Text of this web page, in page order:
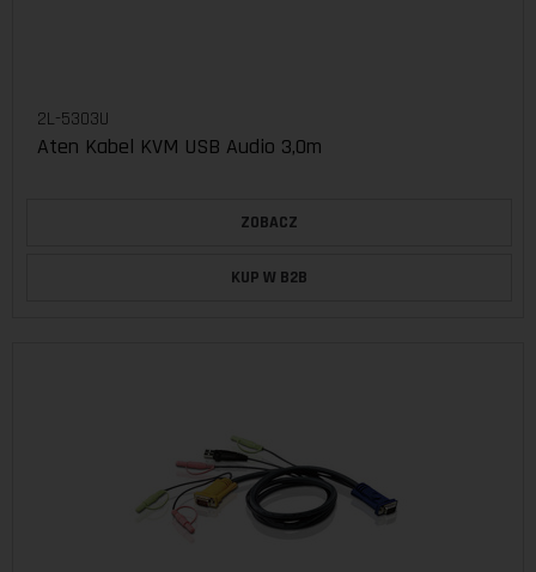
2L-5303U
Aten Kabel KVM USB Audio 3,0m
ZOBACZ
KUP W B2B